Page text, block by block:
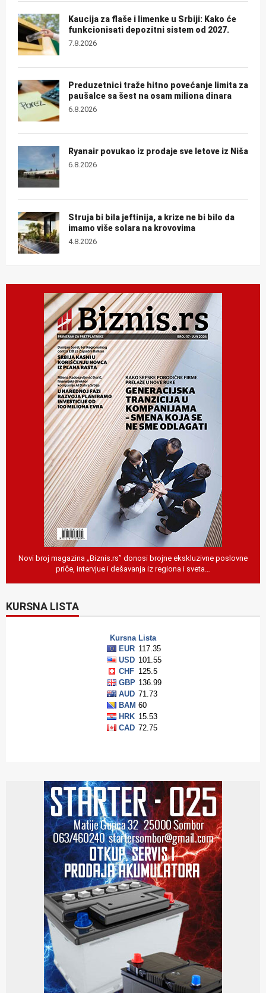
Kaucija za flaše i limenke u Srbiji: Kako će
funkcionisati depozitni sistem od 2027.
7.8.2026
Preduzetnici traže hitno povećanje limita za
paušalce sa šest na osam miliona dinara
6.8.2026
Ryanair povukao iz prodaje sve letove iz Niša
6.8.2026
Struja bi bila jeftinija, a krize ne bi bilo da
imamo više solara na krovovima
4.8.2026
Novi broj magazina „Biznis.rs” donosi brojne ekskluzivne poslovne
priče, intervjue i dešavanja iz regiona i sveta…
KURSNA LISTA